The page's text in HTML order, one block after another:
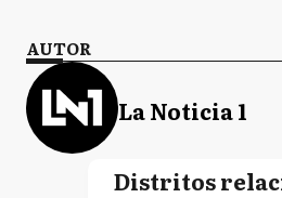
AUTOR
La Noticia 1
Distritos